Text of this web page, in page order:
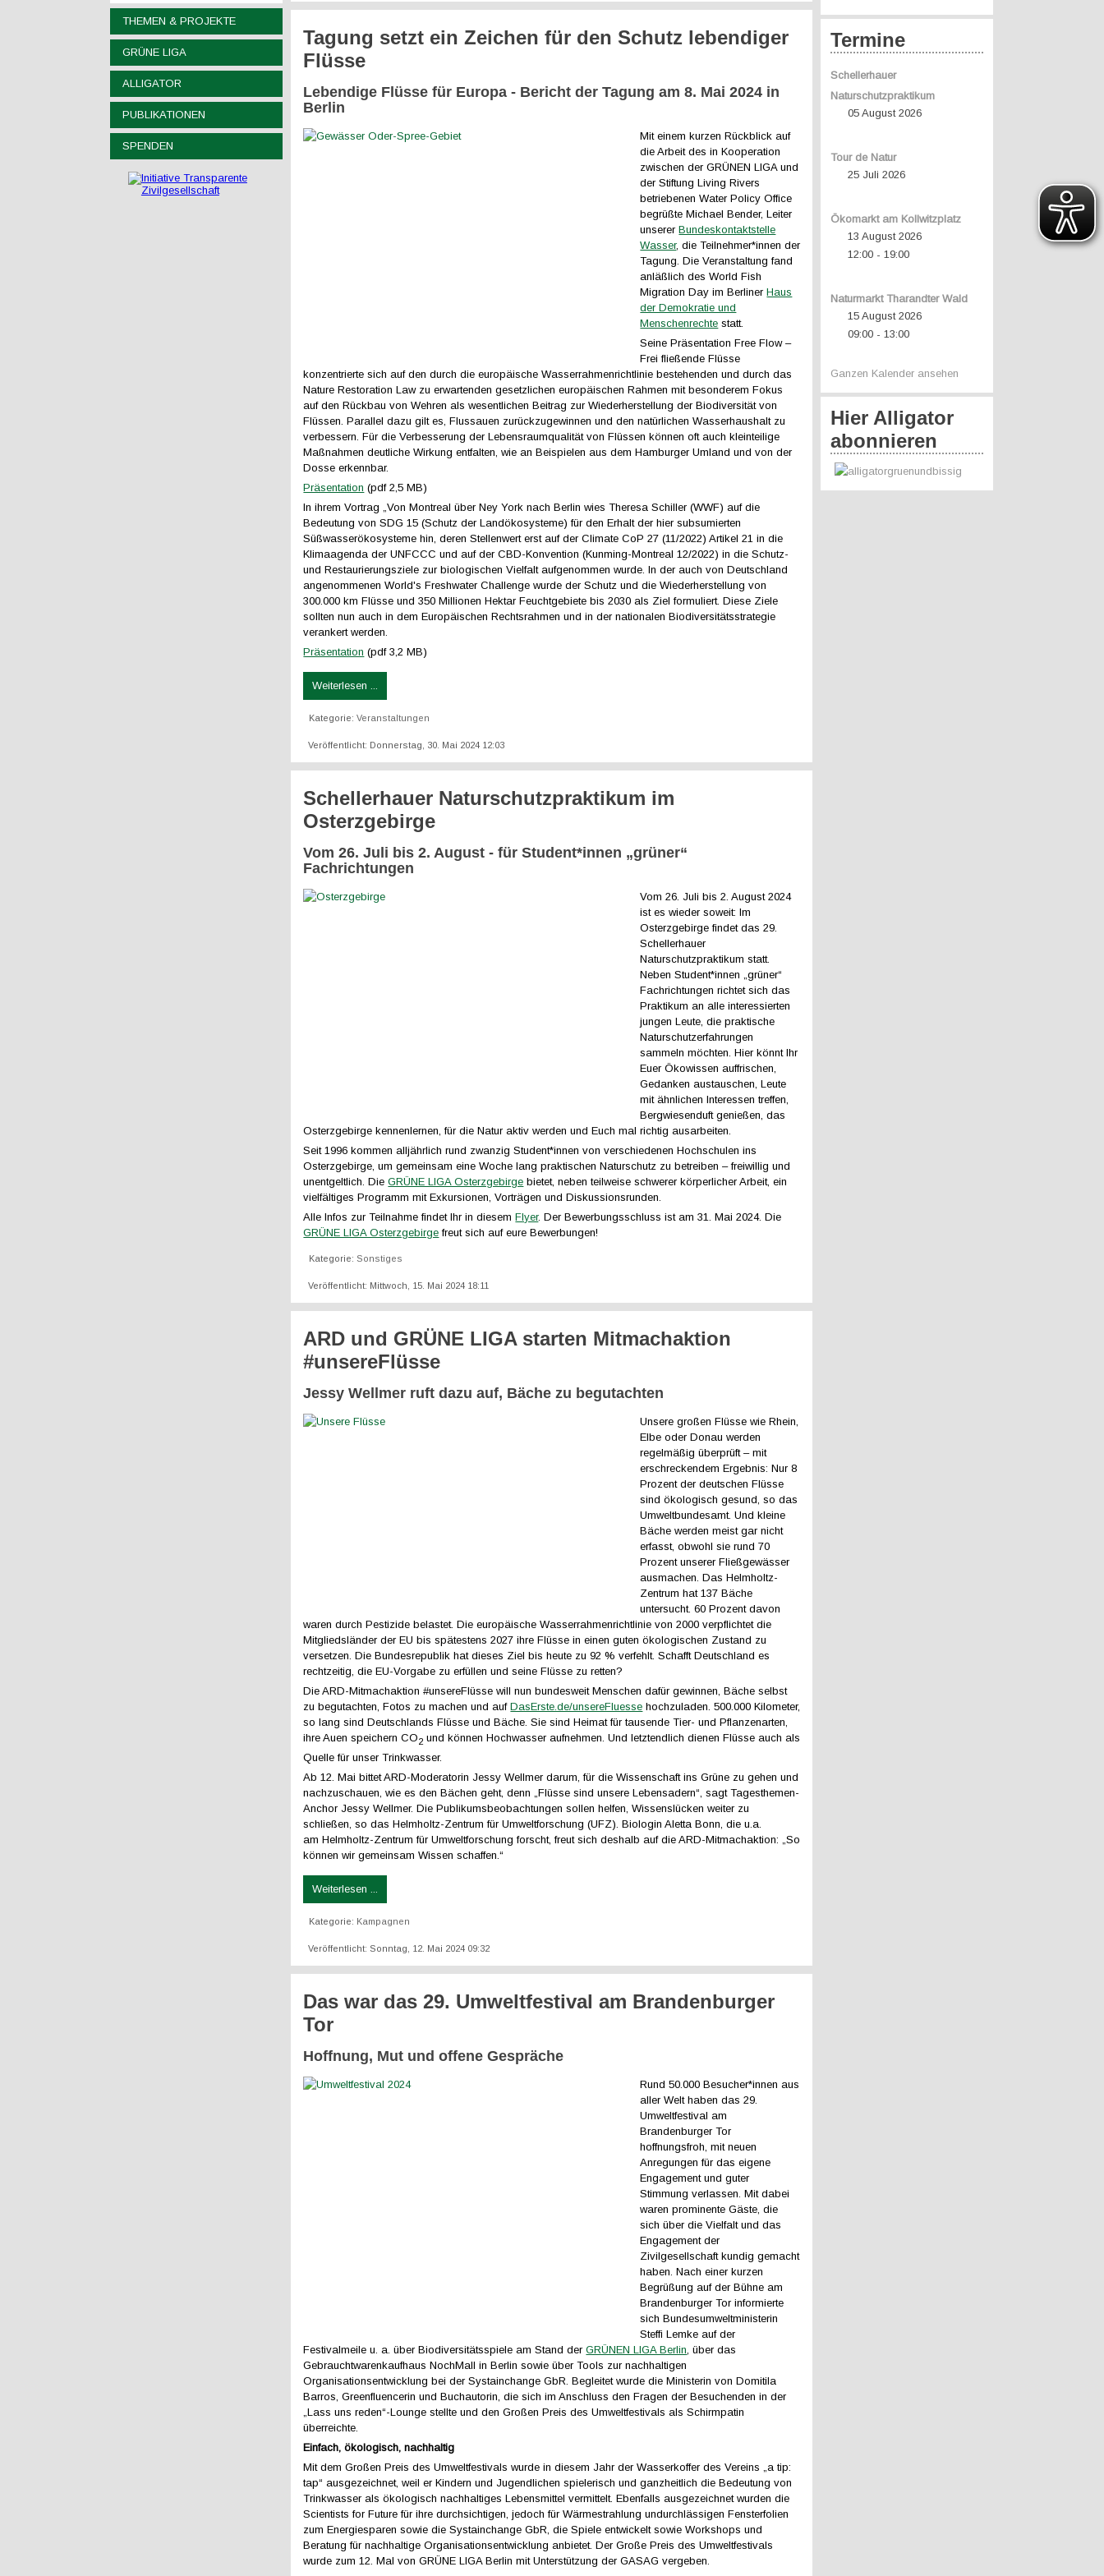
THEMEN & PROJEKTE
GRÜNE LIGA
ALLIGATOR
PUBLIKATIONEN
SPENDEN
Tagung setzt ein Zeichen für den Schutz lebendiger
Flüsse
Lebendige Flüsse für Europa - Bericht der Tagung am 8. Mai 2024 in
Berlin
Mit einem kurzen Rückblick auf
die Arbeit des in Kooperation
zwischen der GRÜNEN LIGA und
der Stiftung Living Rivers
betriebenen Water Policy Office
begrüßte Michael Bender, Leiter
unsererBundeskontaktstelle
Wasser, die Teilnehmer*innen der
Tagung. Die Veranstaltung fand
anläßlich des World Fish
Migration Day im BerlinerHaus
der Demokratie und
Menschenrechte statt.
Seine Präsentation Free Flow –
Frei fließende Flüsse
konzentrierte sich auf den durch die europäische Wasserrahmenrichtlinie bestehenden und durch das
Nature Restoration Law zu erwartenden gesetzlichen europäischen Rahmen mit besonderem Fokus
auf den Rückbau von Wehren als wesentlichen Beitrag zur Wiederherstellung der Biodiversität von
Flüssen. Parallel dazu gilt es, Flussauen zurückzugewinnen und den natürlichen Wasserhaushalt zu
verbessern. Für die Verbesserung der Lebensraumqualität von Flüssen können oft auch kleinteilige
Maßnahmen deutliche Wirkung entfalten, wie an Beispielen aus dem Hamburger Umland und von der
Dosse erkennbar.
Präsentation (pdf 2,5 MB)
In ihrem Vortrag „Von Montreal über Ney York nach Berlin wies Theresa Schiller (WWF) auf die
Bedeutung von SDG 15 (Schutz der Landökosysteme) für den Erhalt der hier subsumierten
Süßwasserökosysteme hin, deren Stellenwert erst auf der Climate CoP 27 (11/2022) Artikel 21 in die
Klimaagenda der UNFCCC und auf der CBD-Konvention (Kunming-Montreal 12/2022) in die Schutz-
und Restaurierungsziele zur biologischen Vielfalt aufgenommen wurde. In der auch von Deutschland
angenommenen World's Freshwater Challenge wurde der Schutz und die Wiederherstellung von
300.000 km Flüsse und 350 Millionen Hektar Feuchtgebiete bis 2030 als Ziel formuliert. Diese Ziele
sollten nun auch in dem Europäischen Rechtsrahmen und in der nationalen Biodiversitätsstrategie
verankert werden.
Präsentation (pdf 3,2 MB)
Weiterlesen ...
Kategorie:Veranstaltungen
Veröffentlicht: Donnerstag, 30. Mai 2024 12:03
Schellerhauer Naturschutzpraktikum im
Osterzgebirge
Vom 26. Juli bis 2. August - für Student*innen „grüner“
Fachrichtungen
Vom 26. Juli bis 2. August 2024
ist es wieder soweit: Im
Osterzgebirge findet das 29.
Schellerhauer
Naturschutzpraktikum statt.
Neben Student*innen „grüner“
Fachrichtungen richtet sich das
Praktikum an alle interessierten
jungen Leute, die praktische
Naturschutzerfahrungen
sammeln möchten. Hier könnt Ihr
Euer Ökowissen auffrischen,
Gedanken austauschen, Leute
mit ähnlichen Interessen treffen,
Bergwiesenduft genießen, das
Osterzgebirge kennenlernen, für die Natur aktiv werden und Euch mal richtig ausarbeiten.
Seit 1996 kommen alljährlich rund zwanzig Student*innen von verschiedenen Hochschulen ins
Osterzgebirge, um gemeinsam eine Woche lang praktischen Naturschutz zu betreiben – freiwillig und
unentgeltlich. DieGRÜNE LIGA Osterzgebirge bietet, neben teilweise schwerer körperlicher Arbeit, ein
vielfältiges Programm mit Exkursionen, Vorträgen und Diskussionsrunden.
Alle Infos zur Teilnahme findet Ihr in diesemFlyer. Der Bewerbungsschluss ist am 31. Mai 2024. Die
GRÜNE LIGA Osterzgebirge freut sich auf eure Bewerbungen!
Kategorie:Sonstiges
Veröffentlicht: Mittwoch, 15. Mai 2024 18:11
ARD und GRÜNE LIGA starten Mitmachaktion
#unsereFlüsse
Jessy Wellmer ruft dazu auf, Bäche zu begutachten
Unsere großen Flüsse wie Rhein,
Elbe oder Donau werden
regelmäßig überprüft – mit
erschreckendem Ergebnis: Nur 8
Prozent der deutschen Flüsse
sind ökologisch gesund, so das
Umweltbundesamt. Und kleine
Bäche werden meist gar nicht
erfasst, obwohl sie rund 70
Prozent unserer Fließgewässer
ausmachen. Das Helmholtz-
Zentrum hat 137 Bäche
untersucht. 60 Prozent davon
waren durch Pestizide belastet. Die europäische Wasserrahmenrichtlinie von 2000 verpflichtet die
Mitgliedsländer der EU bis spätestens 2027 ihre Flüsse in einen guten ökologischen Zustand zu
versetzen. Die Bundesrepublik hat dieses Ziel bis heute zu 92 % verfehlt. Schafft Deutschland es
rechtzeitig, die EU-Vorgabe zu erfüllen und seine Flüsse zu retten?
Die ARD-Mitmachaktion #unsereFlüsse will nun bundesweit Menschen dafür gewinnen, Bäche selbst
zu begutachten, Fotos zu machen und aufDasErste.de/unsereFluesse hochzuladen. 500.000 Kilometer,
so lang sind Deutschlands Flüsse und Bäche. Sie sind Heimat für tausende Tier- und Pflanzenarten,
ihre Auen speichern CO2 und können Hochwasser aufnehmen. Und letztendlich dienen Flüsse auch als
Quelle für unser Trinkwasser.
Ab 12. Mai bittet ARD-Moderatorin Jessy Wellmer darum, für die Wissenschaft ins Grüne zu gehen und
nachzuschauen, wie es den Bächen geht, denn „Flüsse sind unsere Lebensadern“, sagt Tagesthemen-
Anchor Jessy Wellmer. Die Publikumsbeobachtungen sollen helfen, Wissenslücken weiter zu
schließen, so das Helmholtz-Zentrum für Umweltforschung (UFZ). Biologin Aletta Bonn, die u.a.
am Helmholtz-Zentrum für Umweltforschung forscht, freut sich deshalb auf die ARD-Mitmachaktion: „So
können wir gemeinsam Wissen schaffen.“
Weiterlesen ...
Kategorie: Kampagnen
Veröffentlicht: Sonntag, 12. Mai 2024 09:32
Das war das 29. Umweltfestival am Brandenburger
Tor
Hoffnung, Mut und offene Gespräche
Rund 50.000 Besucher*innen aus
aller Welt haben das 29.
Umweltfestival am
Brandenburger Tor
hoffnungsfroh, mit neuen
Anregungen für das eigene
Engagement und guter
Stimmung verlassen. Mit dabei
waren prominente Gäste, die
sich über die Vielfalt und das
Engagement der
Zivilgesellschaft kundig gemacht
haben. Nach einer kurzen
Begrüßung auf der Bühne am
Brandenburger Tor informierte
sich Bundesumweltministerin
Steffi Lemke auf der
Festivalmeile u. a. über Biodiversitätsspiele am Stand derGRÜNEN LIGA Berlin, über das
Gebrauchtwarenkaufhaus NochMall in Berlin sowie über Tools zur nachhaltigen
Organisationsentwicklung bei der Systainchange GbR. Begleitet wurde die Ministerin von Domitila
Barros, Greenfluencerin und Buchautorin, die sich im Anschluss den Fragen der Besuchenden in der
„Lass uns reden“-Lounge stellte und den Großen Preis des Umweltfestivals als Schirmpatin
überreichte.
Einfach, ökologisch, nachhaltig
Mit dem Großen Preis des Umweltfestivals wurde in diesem Jahr der Wasserkoffer des Vereins „a tip:
tap“ ausgezeichnet, weil er Kindern und Jugendlichen spielerisch und ganzheitlich die Bedeutung von
Trinkwasser als ökologisch nachhaltiges Lebensmittel vermittelt. Ebenfalls ausgezeichnet wurden die
Scientists for Future für ihre durchsichtigen, jedoch für Wärmestrahlung undurchlässigen Fensterfolien
zum Energiesparen sowie die Systainchange GbR, die Spiele entwickelt sowie Workshops und
Beratung für nachhaltige Organisationsentwicklung anbietet. Der Große Preis des Umweltfestivals
wurde zum 12. Mal von GRÜNE LIGA Berlin mit Unterstützung der GASAG vergeben.
Termine
Schellerhauer
Naturschutzpraktikum
05 August 2026
Tour de Natur
25 Juli 2026
Ökomarkt am Kollwitzplatz
13 August 2026
12:00 -19:00
Naturmarkt Tharandter Wald
15 August 2026
09:00 -13:00
Ganzen Kalender ansehen
Hier Alligator
abonnieren